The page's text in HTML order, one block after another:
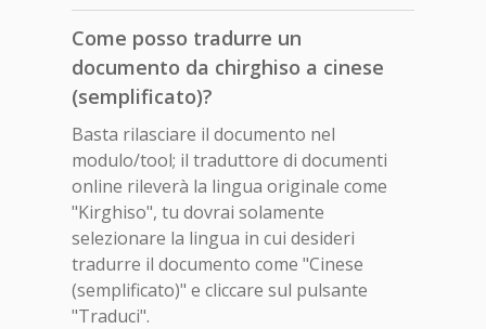
Come posso tradurre un
documento da chirghiso a cinese
(semplificato)?
Basta rilasciare il documento nel
modulo/tool; il traduttore di documenti
online rileverà la lingua originale come
"Kirghiso", tu dovrai solamente
selezionare la lingua in cui desideri
tradurre il documento come "Cinese
(semplificato)" e cliccare sul pulsante
"Traduci".